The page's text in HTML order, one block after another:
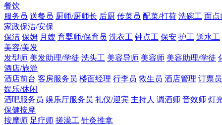
餐饮
服务员 送餐员 厨师/厨师长 后厨 传菜员 配菜/打荷 洗碗工 面点
家政保洁/安保
保洁 保姆 月嫂 育婴师/保育员 洗衣工 钟点工 保安 护工 送水工
美容/美发
发型师 美发助理/学徒 洗头工 美容导师 美容师 美容助理/学徒
酒店/旅游
酒店前台 客房服务员 楼面经理 行李员 救生员 酒店管理 订票员
娱乐/休闲
酒吧服务员 娱乐厅服务员 礼仪/迎宾 主持人 调酒师 音效师 灯
保健按摩
按摩师 足疗师 搓澡工 针灸推拿